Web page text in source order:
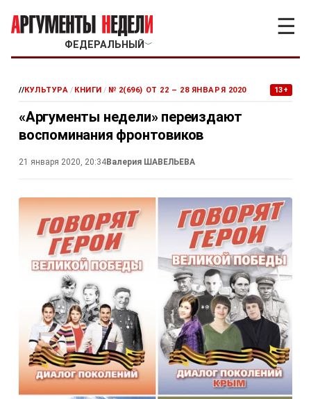
ФЕДЕРАЛЬНЫЙ ﹀
☰
//КУЛЬТУРА / КНИГИ / № 2(696) ОТ 22 – 28 ЯНВАРЯ 2020 13+
«Аргументы недели» переиздают
воспоминания фронтовиков
21 января 2020, 20:34Валерия ШАВЕЛЬЕВА